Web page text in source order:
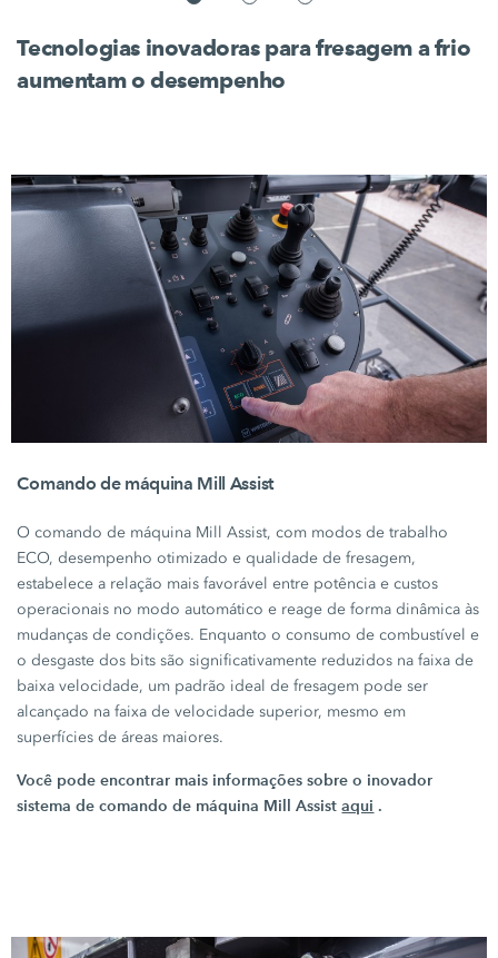
Tecnologias inovadoras para fresagem a frio
aumentam o desempenho
Comando de máquina Mill Assist
O comando de máquina Mill Assist, com modos de trabalho
ECO, desempenho otimizado e qualidade de fresagem,
estabelece a relação mais favorável entre potência e custos
operacionais no modo automático e reage de forma dinâmica às
mudanças de condições. Enquanto o consumo de combustível e
o desgaste dos bits são significativamente reduzidos na faixa de
baixa velocidade, um padrão ideal de fresagem pode ser
alcançado na faixa de velocidade superior, mesmo em
superfícies de áreas maiores.
Você pode encontrar mais informações sobre o inovador
sistema de comando de máquina Mill Assist aqui .